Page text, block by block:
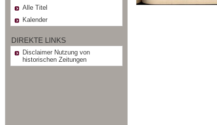
Alle Titel
Kalender
DIREKTE LINKS
Disclaimer Nutzung von
historischen Zeitungen